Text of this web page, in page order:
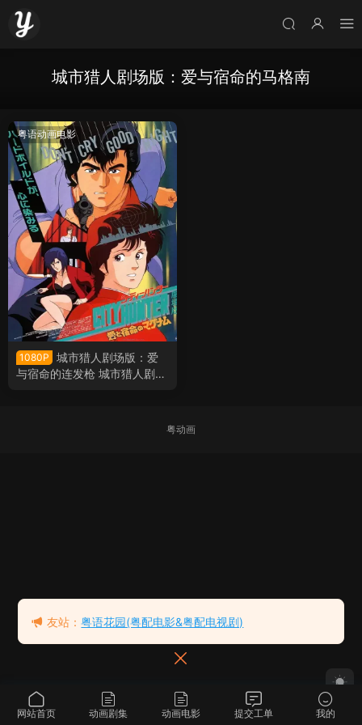
城市猎人剧场版：爱与宿命的马格南
粤语动画电影
1080P
城市猎人剧场版：爱
与宿命的连发枪 城市猎人剧场
粤动画
网站首页 动画剧集 动画电影 提交工单 我的
友站：粤语花园(粤配电影&粤配电视剧)